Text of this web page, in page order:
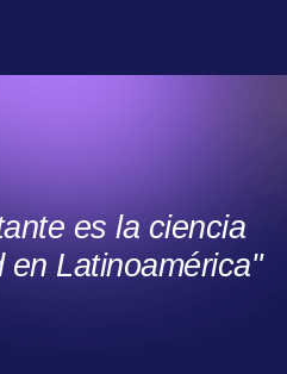
es la ciencia
en Latinoamérica"